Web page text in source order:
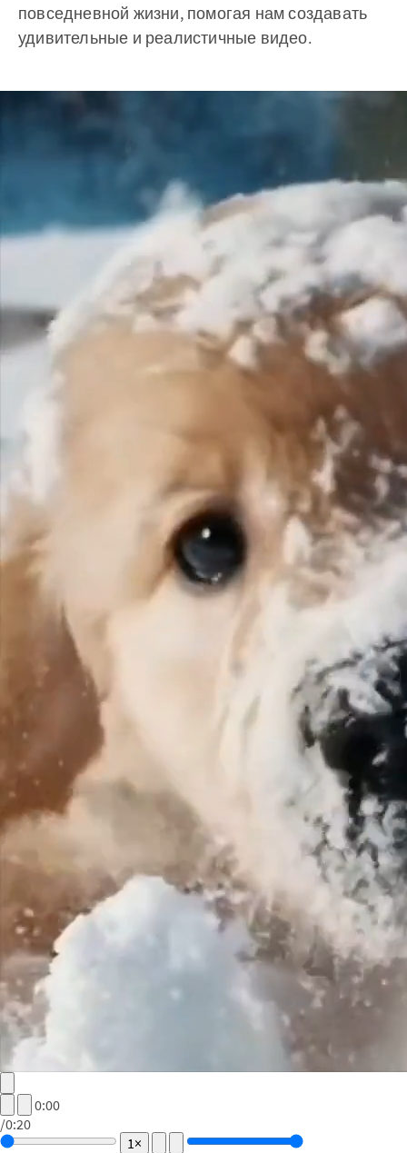
повседневной жизни, помогая нам создавать
удивительные и реалистичные видео.
0:00
/0:20
1×